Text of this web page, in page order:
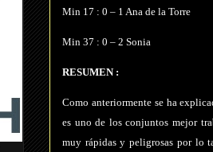
Min 17 : 0 – 1 Ana de la Torre
Min 37 : 0 – 2 Sonia
RESUMEN :
Como anteriormente se ha
es uno de los conjuntos mejor
muy rápidas y peligrosas por lo